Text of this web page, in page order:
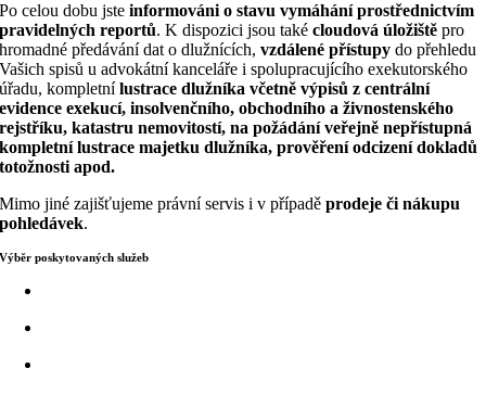
Po celou dobu jsteinformováni o stavu vymáhání prostřednictvím
pravidelných reportů. K dispozici jsou takécloudová úložiště pro
hromadné předávání dat o dlužnících,vzdálené přístupydo přehledu
Vašich spisů u advokátní kanceláře i spolupracujícího exekutorského
úřadu, kompletnílustrace dlužníka včetně výpisů z centrální
evidence exekucí, insolvenčního, obchodního a živnostenského
rejstříku, katastru nemovitostí, na požádání veřejně nepřístupná
kompletní lustrace majetku dlužníka, prověření odcizení dokladů
totožnosti apod.
Mimo jiné zajišťujeme právní servis i v případěprodeje či nákupu
pohledávek.
Výběr poskytovaných služeb